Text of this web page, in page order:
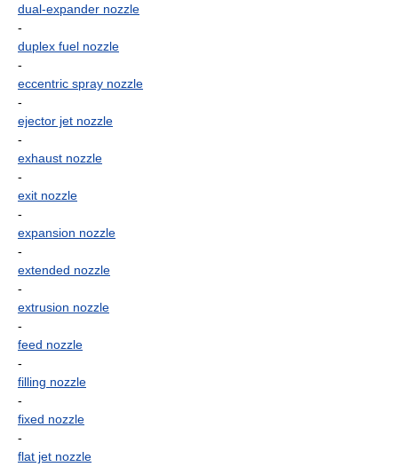
dual-expander nozzle
-
duplex fuel nozzle
-
eccentric spray nozzle
-
ejector jet nozzle
-
exhaust nozzle
-
exit nozzle
-
expansion nozzle
-
extended nozzle
-
extrusion nozzle
-
feed nozzle
-
filling nozzle
-
fixed nozzle
-
flat jet nozzle